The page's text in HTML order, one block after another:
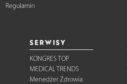
Regulamin
SERWISY
KONGRES TOP
MEDICAL TRENDS
Menedżer Zdrowia